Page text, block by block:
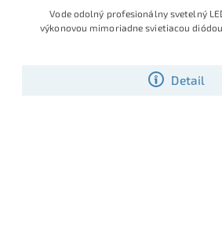
Detail
Vode odolný profesionálny svetelný
výkonovou mimoriadne svietiacou